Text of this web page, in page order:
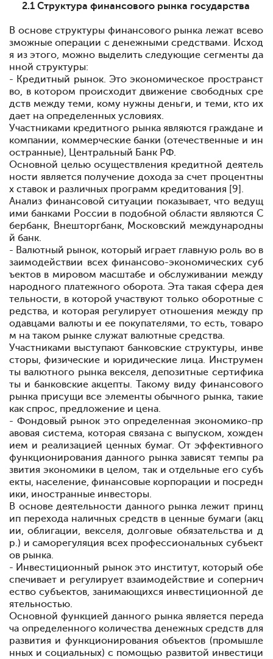
2.1 Структура финансового рынка государства
В основе структуры финансового рынка лежат всево
зможные операции с денежными средствами. Исход
я из этого, можно выделить следующие сегменты да
нной структуры:
- Кредитный рынок. Это экономическое пространст
во, в котором происходит движение свободных сре
дств между теми, кому нужны деньги, и теми, кто их
дает на определенных условиях.
Участниками кредитного рынка являются граждане и
компании, коммерческие банки (отечественные и ин
остранные), Центральный Банк РФ.
Основной целью осуществления кредитной деятель
ности является получение дохода за счет процентны
х ставок и различных программ кредитования [9].
Анализ финансовой ситуации показывает, что ведущ
ими банками России в подобной области являются С
бербанк, Внешторгбанк, Московский международны
й банк.
- Валютный рынок, который играет главную роль во в
заимодействии всех финансово-экономических суб
ъектов в мировом масштабе и обслуживании между
народного платежного оборота. Эта такая сфера дея
тельности, в которой участвуют только оборотные с
редства, и которая регулирует отношения между пр
одавцами валюты и ее покупателями, то есть, товаро
м на таком рынке служат валютные средства.
Участниками выступают банковские структуры, инве
сторы, физические и юридические лица. Инструмен
ты валютного рынка векселя, депозитные сертифика
ты и банковские акцепты. Такому виду финансового
рынка присущи все элементы обычного рынка, такие
как спрос, предложение и цена.
- Фондовый рынок это определенная экономико-пр
авовая система, которая связана с выпуском, хожден
ием и реализацией ценных бумаг. От эффективного
функционирования данного рынка зависят темпы ра
звития экономики в целом, так и отдельные его субъ
екты, население, финансовые корпорации и посредн
ики, иностранные инвесторы.
В основе деятельности данного рынка лежит принц
ип перехода наличных средств в ценные бумаги (акц
ии, облигации, векселя, долговые обязательства и д
р.) и саморегуляция всех профессиональных субъект
ов рынка.
- Инвестиционный рынокэто институт, который обе
спечивает и регулирует взаимодействие и сопернич
ество субъектов, занимающихся инвестиционной де
ятельностью.
Основной функцией данного рынка является переда
ча определенного количества денежных средств для
развития и функционирования объектов (промышле
нных и социальных) с помощью развитой инвестици